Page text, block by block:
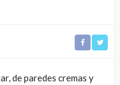
de paredes cremas y